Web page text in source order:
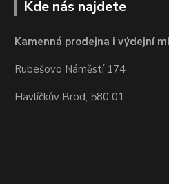
Kde nás najdete
Kamenná prodejna i výdejní
Rubešovo Náměstí 174
Havlíčkův Brod, 580 01